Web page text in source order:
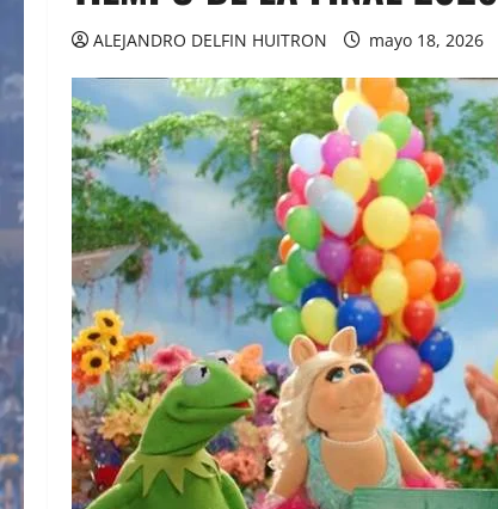
ALEJANDRO DELFIN HUITRON mayo 18, 2026